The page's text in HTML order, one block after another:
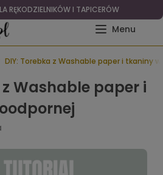
RĘKODZIELNIKÓW I TAPICERÓW
DIY: Torebka z Washable paper i tkaniny
z Washable paper i